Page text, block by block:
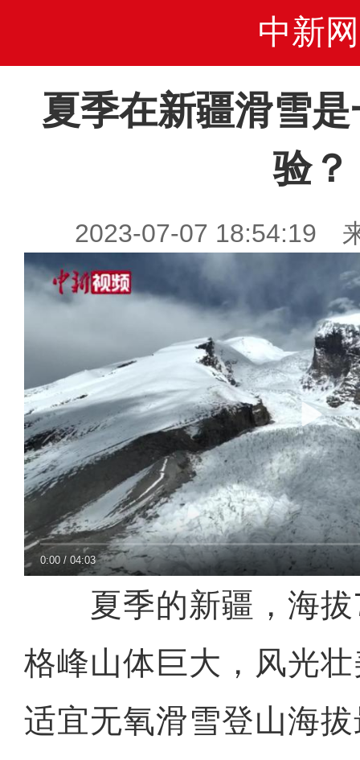
中新网
夏季在新疆滑雪
验？
2023-07-07 18:54:19
0:00 /04:03
夏季的新疆，海拔
格峰山体巨大，风光
适宜无氧滑雪登山海